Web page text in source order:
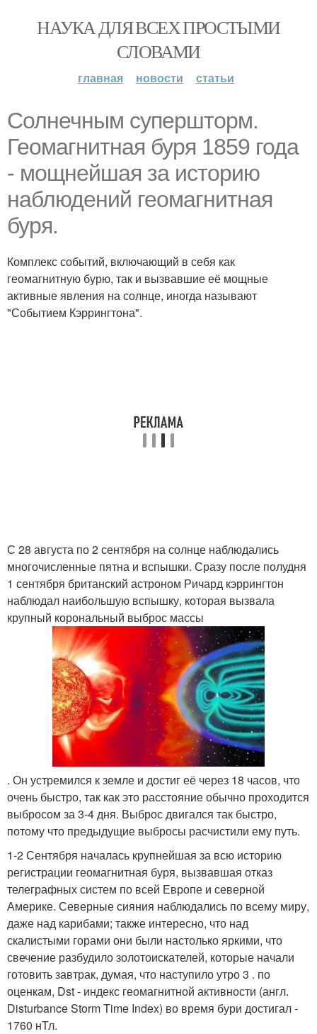
НАУКА ДЛЯ ВСЕХ ПРОСТЫМИ
СЛОВАМИ
главная новости статьи
Солнечным супершторм.
Геомагнитная буря 1859 года
- мощнейшая за историю
наблюдений геомагнитная
буря.
Комплекс событий, включающий в себя как
геомагнитную бурю, так и вызвавшие её мощные
активные явления на солнце, иногда называют
"Событием Кэррингтона".
С 28 августа по 2 сентября на солнце наблюдались
многочисленные пятна и вспышки. Сразу после полудня
1 сентября британский астроном Ричард кэррингтон
наблюдал наибольшую вспышку, которая вызвала
крупный корональный выброс массы
. Он устремился к земле и достиг её через 18 часов, что
очень быстро, так как это расстояние обычно проходится
выбросом за 3-4 дня. Выброс двигался так быстро,
потому что предыдущие выбросы расчистили ему путь.
1-2 Сентября началась крупнейшая за всю историю
регистрации геомагнитная буря, вызвавшая отказ
телеграфных систем по всей Европе и северной
Америке. Северные сияния наблюдались по всему миру,
даже над карибами; также интересно, что над
скалистыми горами они были настолько яркими, что
свечение разбудило золотоискателей, которые начали
готовить завтрак, думая, что наступило утро 3 . по
оценкам, Dst - индекс геомагнитной активности (англ.
Disturbance Storm Time Index) во время бури достигал -
1760 нТл.